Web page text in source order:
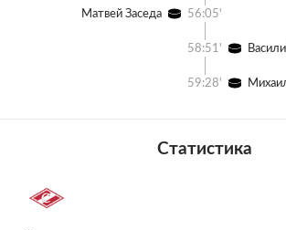
Матвей Заседа 56:05'
58:51'
59:28'
Статистика